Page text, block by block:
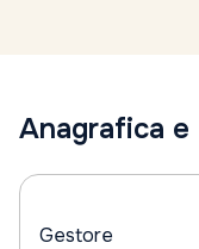
Anagrafica
Gestore